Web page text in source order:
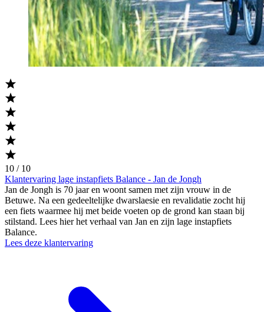
10 / 10
Klantervaring lage instapfiets Balance - Jan de Jongh
Jan de Jongh is 70 jaar en woont samen met zijn vrouw in de
Betuwe. Na een gedeeltelijke dwarslaesie en revalidatie zocht hij
een fiets waarmee hij met beide voeten op de grond kan staan bij
stilstand. Lees hier het verhaal van Jan en zijn lage instapfiets
Balance.
Lees deze klantervaring